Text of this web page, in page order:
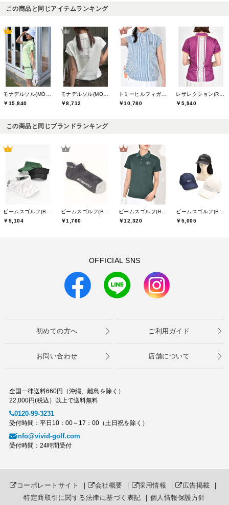
この商品と同じアイテムランキング
￥15,840
￥8,712
￥10,780
￥5,940
この商品と同じブランドランキング
ビームスゴルフ(BEAMS GOLF)
￥5,104
ビームスゴルフ(BEAMS GOLF)
￥1,760
ビームスゴルフ(BEAMS GOLF)
￥12,320
ビームスゴルフ(BEAMS GOLF)
￥5,005
OFFICIAL SNS
初めての方へ ご利用ガイド
お問い合わせ 店舗について
全国一律送料660円（沖縄、離島を除く）
22,000円(税込）以上で送料無料
0120-99-3231
受付時間：平日10：00～17：00（土日祝を除く）
info@vivid-golf.com
受付時間：24時間受付
コーポレートサイト ｜ 会社概要 ｜ 採用情報 ｜ 広告掲載 ｜
特定商取引に関する法律に基づく表記 ｜ 個人情報保護方針